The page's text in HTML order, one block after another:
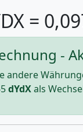
=
-
andere
dYdXals